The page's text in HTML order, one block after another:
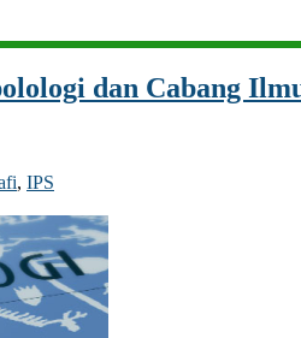
dan Cabang
, IPS